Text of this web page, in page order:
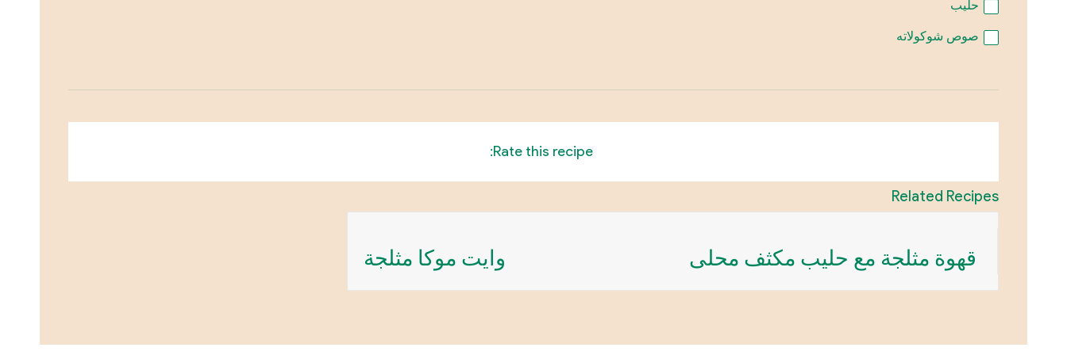
حليب
صوص شوكولاته
Rate this recipe:
Related Recipes
قهوة مثلجة مع حليب مكثف محلى وايت موكا مثلجة